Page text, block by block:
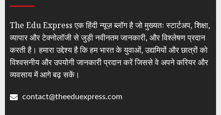
The Edu Express एक हिंदी न्यूज़ ब्लॉग है जो मुख्यतः स्टार्टअप, शिक्षा,
व्यापार और टेक्नोलॉजी से जुड़ी नवीनतम जानकारी, और विश्लेषण प्रदान
करती है। हमारा उद्देश्य है कि हम भारत के युवाओं, उद्यमियों और छात्रों को
विश्वसनीय और उपयोगी जानकारी प्रदान करें जिससे वे अपने करियर और
व्यवसाय में आगे बढ़ सकें।
contact@theeduexpress.com